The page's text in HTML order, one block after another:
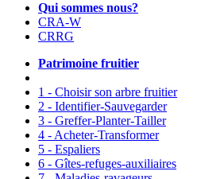
Qui sommes nous?
CRA-W
CRRG
Patrimoine fruitier
1 - Choisir son arbre fruitier
2 - Identifier-Sauvegarder
3 - Greffer-Planter-Tailler
4 - Acheter-Transformer
5 - Espaliers
6 - Gîtes-refuges-auxiliaires